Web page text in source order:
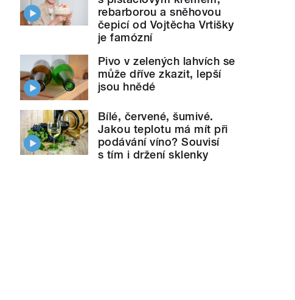
rebarborou a sněhovou
čepicí od Vojtěcha Vrtišky
je famózní
Pivo v zelených lahvích se
může dříve zkazit, lepší
jsou hnědé
Bílé, červené, šumivé.
Jakou teplotu má mít při
podávání víno? Souvisí
s tím i držení sklenky